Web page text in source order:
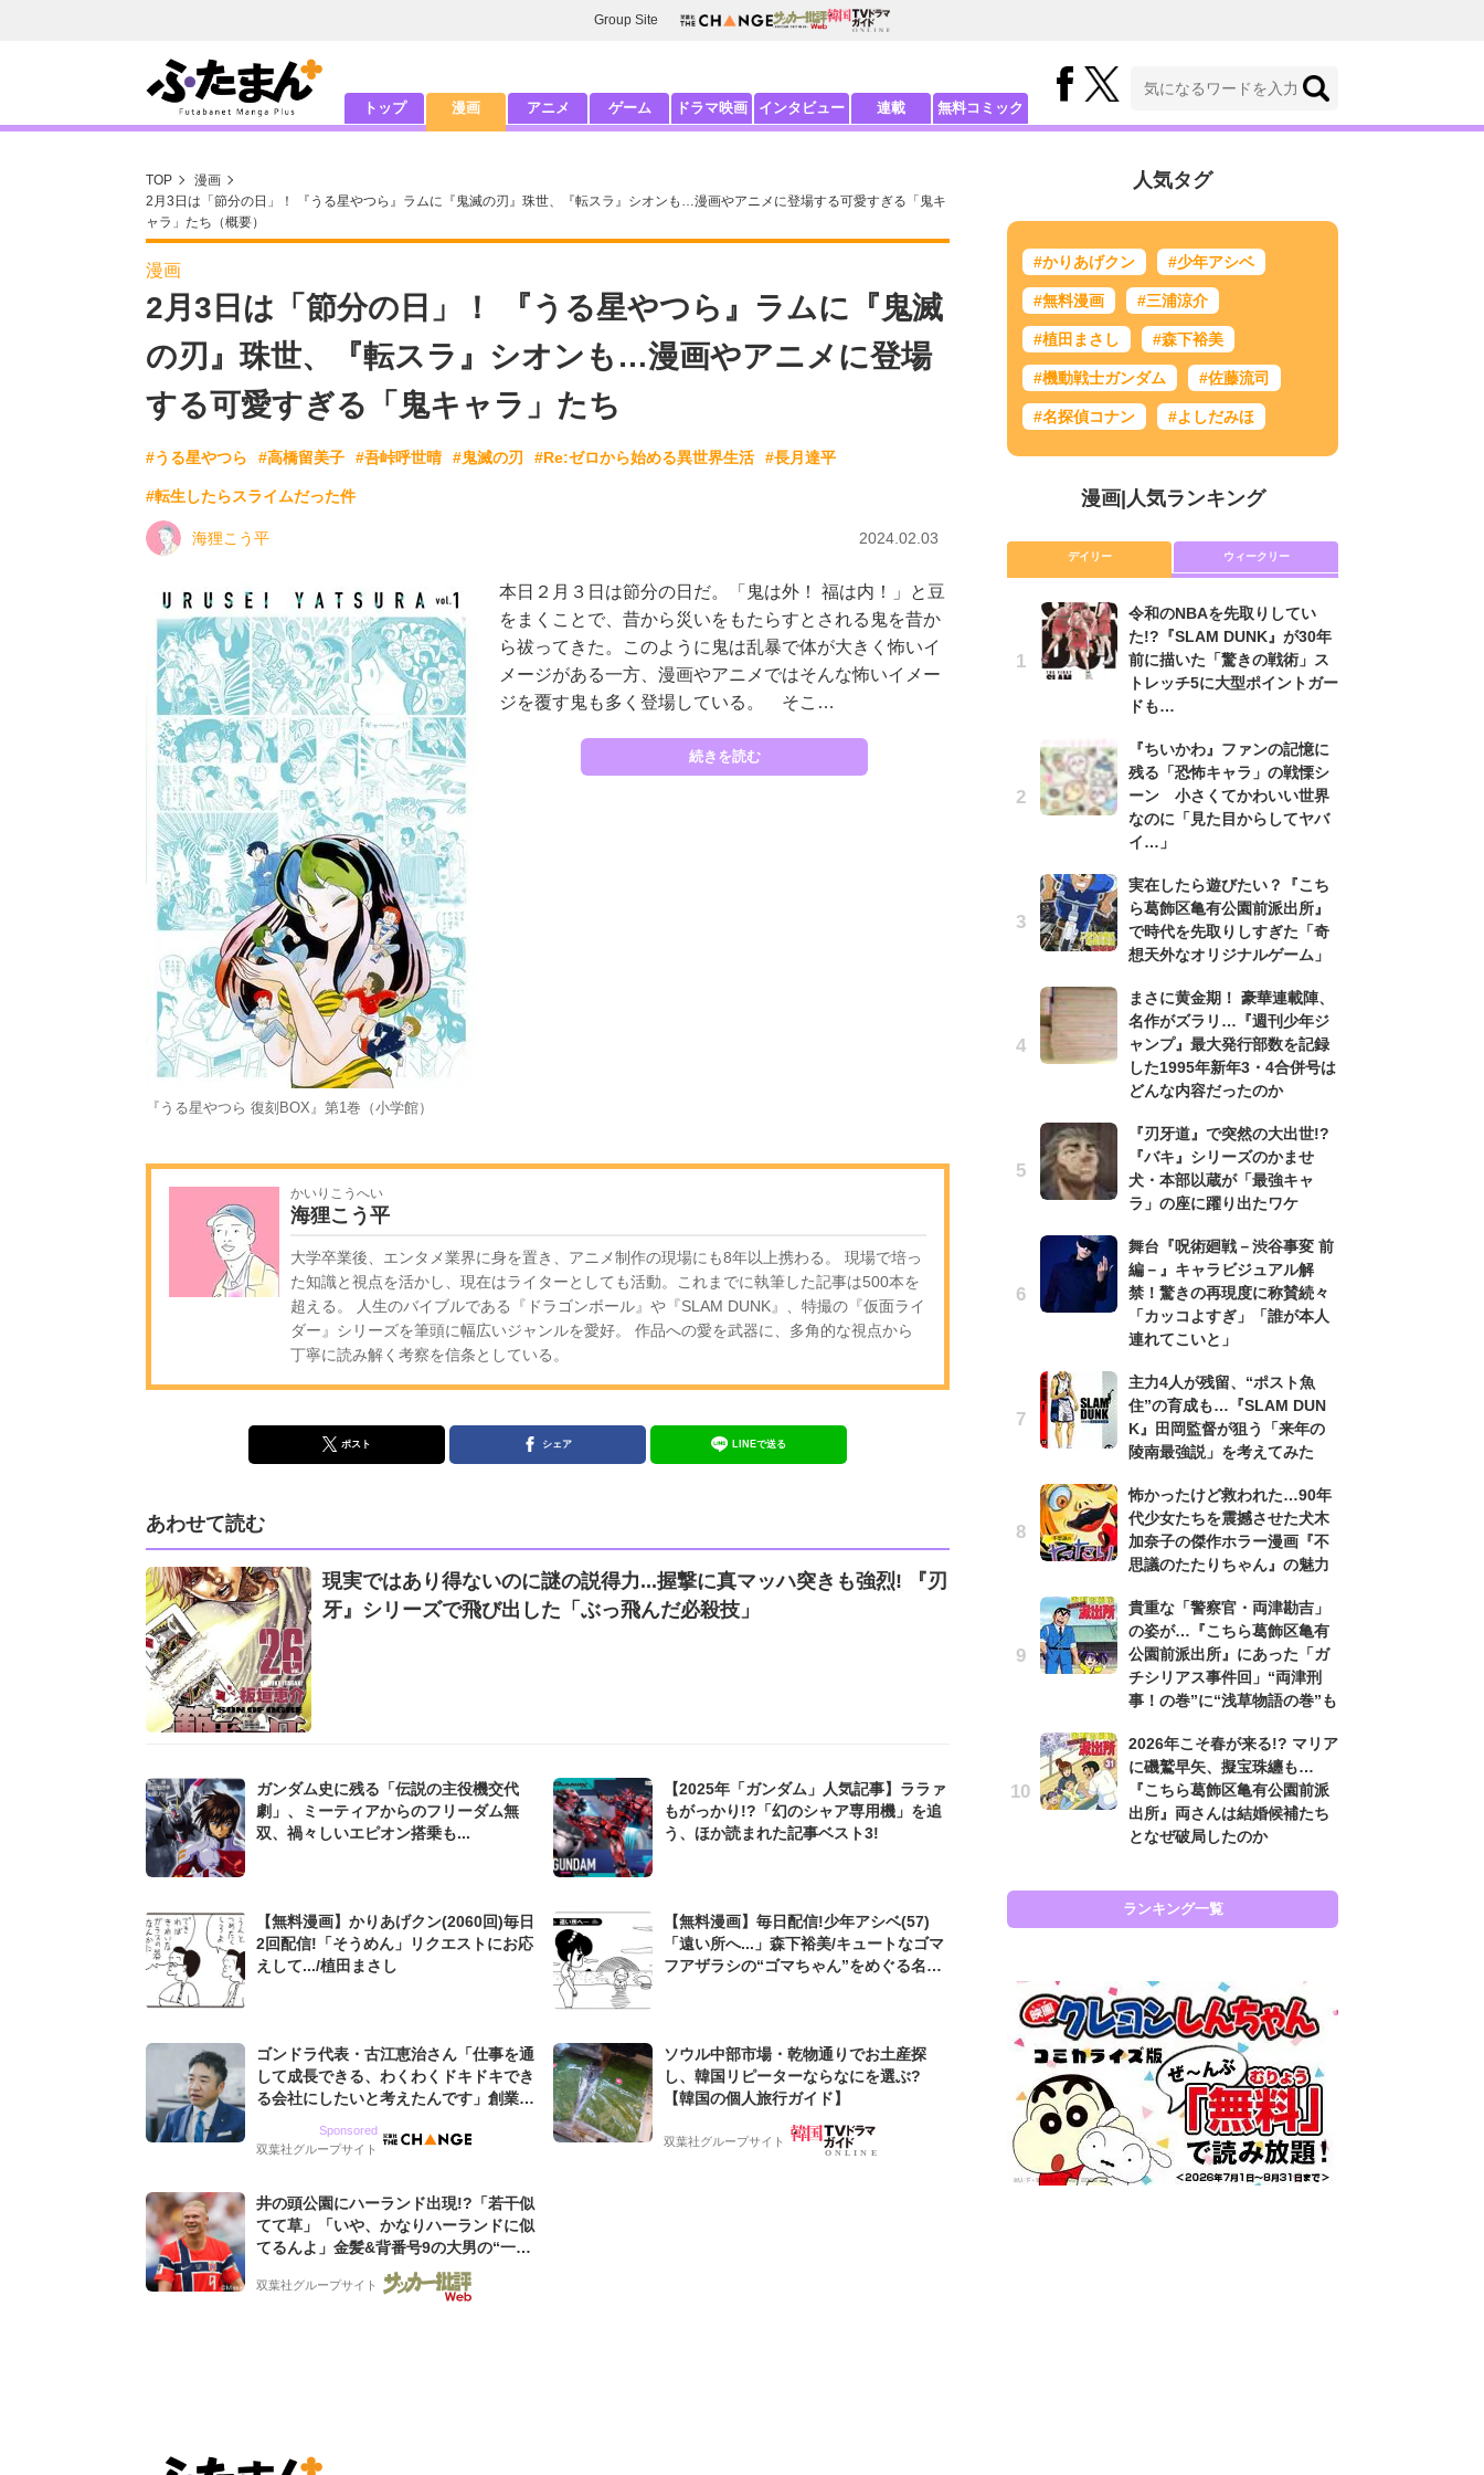
Group Site
トップ 漫画 アニメ ゲーム ドラマ映画 インタビュー 連載 無料コミック
TOP
漫画
2月3日は「節分の日」！ 『うる星やつら』ラムに『鬼滅の刃』珠世、『転スラ』シオンも…漫画やアニメに登場する可愛すぎる「鬼キ
ャラ」たち（概要）
漫画
2月3日は「節分の日」！ 『うる星やつら』ラムに『鬼滅
の刃』珠世、『転スラ』シオンも…漫画やアニメに登場
する可愛すぎる「鬼キャラ」たち
#うる星やつら #高橋留美子 #吾峠呼世晴 #鬼滅の刃 #Re:ゼロから始める異世界生活 #長月達平
#転生したらスライムだった件
海狸こう平 2024.02.03
『うる星やつら 復刻BOX』第1巻（小学館）
本日２月３日は節分の日だ。「鬼は外！ 福は内！」と豆
をまくことで、昔から災いをもたらすとされる鬼を昔か
ら祓ってきた。このように鬼は乱暴で体が大きく怖いイ
メージがある一方、漫画やアニメではそんな怖いイメー
ジを覆す鬼も多く登場している。 そこ…
続きを読む
かいりこうへい
海狸こう平
大学卒業後、エンタメ業界に身を置き、アニメ制作の現場にも8年以上携わる。 現場で培っ
た知識と視点を活かし、現在はライターとしても活動。これまでに執筆した記事は500本を
超える。 人生のバイブルである『ドラゴンボール』や『SLAM DUNK』、特撮の『仮面ライ
ダー』シリーズを筆頭に幅広いジャンルを愛好。 作品への愛を武器に、多角的な視点から
丁寧に読み解く考察を信条としている。
ポスト シェア LINEで送る
あわせて読む
現実ではあり得ないのに謎の説得力...握撃に真マッハ突きも強烈! 『刃
牙』シリーズで飛び出した「ぶっ飛んだ必殺技」
ガンダム史に残る「伝説の主役機交代
劇」、ミーティアからのフリーダム無
双、禍々しいエピオン搭乗も...
【2025年「ガンダム」人気記事】ララァ
もがっかり!?「幻のシャア専用機」を追
う、ほか読まれた記事ベスト3!
【無料漫画】かりあげクン(2060回)毎日
2回配信!「そうめん」リクエストにお応
えして.../植田まさし
【無料漫画】毎日配信!少年アシベ(57)
「遠い所へ...」森下裕美/キュートなゴマ
フアザラシの“ゴマちゃん”をめぐる名作
ゴンドラ代表・古江恵治さん「仕事を通
して成長できる、わくわくドキドキでき
る会社にしたいと考えたんです」創業来
グ会社のアイデンティティ
Sponsored
双葉社グループサイト
ソウル中部市場・乾物通りでお土産探
し、韓国リピーターならなにを選ぶ?
【韓国の個人旅行ガイド】
双葉社グループサイト
井の頭公園にハーランド出現!?「若干似
てて草」「いや、かなりハーランドに似
てるんよ」金髪&背番号9の大男の“一人
バイキング・ロー”映像が話題!「元気を
もらった」
双葉社グループサイト
人気タグ
#かりあげクン #少年アシベ
#無料漫画 #三浦涼介
#植田まさし #森下裕美
#機動戦士ガンダム #佐藤流司
#名探偵コナン #よしだみほ
漫画| 人気ランキング
デイリー ウィークリー
令和のNBAを先取りしてい
た!?『SLAM DUNK』が30年
前に描いた「驚きの戦術」ス
トレッチ5に大型ポイントガー
ドも…
『ちいかわ』ファンの記憶に
残る「恐怖キャラ」の戦慄シ
ーン 小さくてかわいい世界
なのに「見た目からしてヤバ
イ…」
実在したら遊びたい？『こち
ら葛飾区亀有公園前派出所』
で時代を先取りしすぎた「奇
想天外なオリジナルゲーム」
まさに黄金期！ 豪華連載陣、
名作がズラリ…『週刊少年ジ
ャンプ』最大発行部数を記録
した1995年新年3・4合併号は
どんな内容だったのか
『刃牙道』で突然の大出世!?
『バキ』シリーズのかませ
犬・本部以蔵が「最強キャ
ラ」の座に躍り出たワケ
舞台『呪術廻戦－渋谷事変 前
編－』キャラビジュアル解
禁！驚きの再現度に称賛続々
「カッコよすぎ」「誰が本人
連れてこいと」
主力4人が残留、“ポスト魚
住”の育成も…『SLAM DUN
K』田岡監督が狙う「来年の
陵南最強説」を考えてみた
怖かったけど救われた…90年
代少女たちを震撼させた犬木
加奈子の傑作ホラー漫画『不
思議のたたりちゃん』の魅力
貴重な「警察官・両津勘吉」
の姿が…『こちら葛飾区亀有
公園前派出所』にあった「ガ
チシリアス事件回」“両津刑
事！の巻”に“浅草物語の巻”も
2026年こそ春が来る!? マリア
に磯鷲早矢、擬宝珠纏も…
『こちら葛飾区亀有公園前派
出所』両さんは結婚候補たち
となぜ破局したのか
ランキング一覧